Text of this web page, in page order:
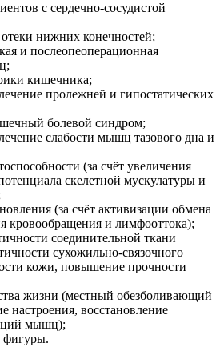
с сердечно-сосудистой
нижних конечностей;
и послеопеоперационная
кишечника;
пролежней и гипостатических
болевой синдром;
слабости мышц тазового дна и
(за счёт увеличения
скелетной мускулатуры и
(за счёт активизации обмена
кровообращения и лимфооттока);
соединительной ткани
сухожильно-связочного
кожи, повышение прочности
жизни (местный обезболивающий
настроения, восстановление
мышц);
фигуры.